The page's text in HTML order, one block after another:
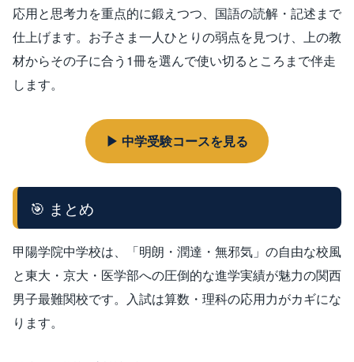
応用と思考力を重点的に鍛えつつ、国語の読解・記述まで
仕上げます。お子さま一人ひとりの弱点を見つけ、上の教
材からその子に合う1冊を選んで使い切るところまで伴走
します。
▶ 中学受験コースを見る
🎯 まとめ
甲陽学院中学校は、「明朗・潤達・無邪気」の自由な校風
と東大・京大・医学部への圧倒的な進学実績が魅力の関西
男子最難関校です。入試は算数・理科の応用力がカギにな
ります。